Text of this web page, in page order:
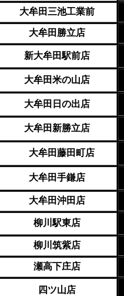
大牟田三池工業前
大牟田勝立店
新大牟田駅前店
大牟田米の山店
大牟田日の出店
大牟田新勝立店
大牟田藤田町店
大牟田手鎌店
大牟田沖田店
柳川駅東店
柳川筑紫店
瀬高下庄店
四ツ山店